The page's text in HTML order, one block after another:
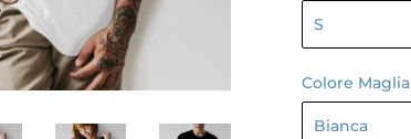
Colore Maglia